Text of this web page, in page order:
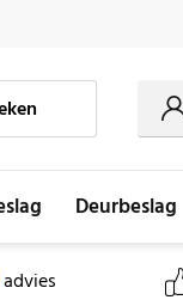
Deurbeslag
advies